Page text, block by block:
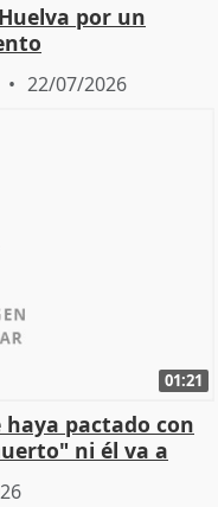
por un
22/07/2026
01:21
pactado con
ni él va a